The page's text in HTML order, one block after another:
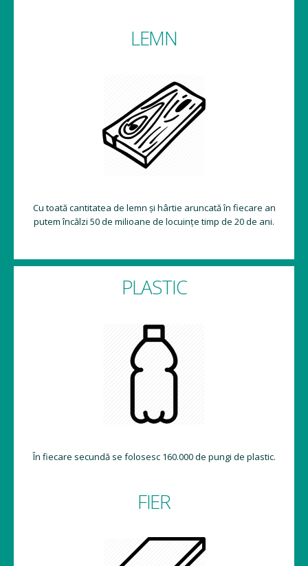
LEMN
Cu toată cantitatea de lemn și hârtie aruncată în fiecare an
putem încălzi 50 de milioane de locuințe timp de 20 de ani.
PLASTIC
În fiecare secundă se folosesc 160.000 de pungi de plastic.
FIER